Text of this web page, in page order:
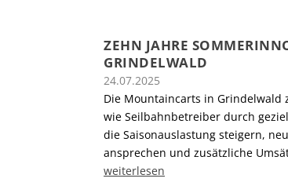
ZEHN JAHRE
GRINDELWALD
24.07.2025
Die Mountaincarts in Grindelwald
wie Seilbahnbetreiber durch
die Saisonauslastung steigern,
ansprechen und zusätzliche
weiterlesen